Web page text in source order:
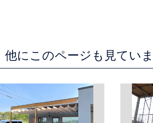
にこのページも見てい